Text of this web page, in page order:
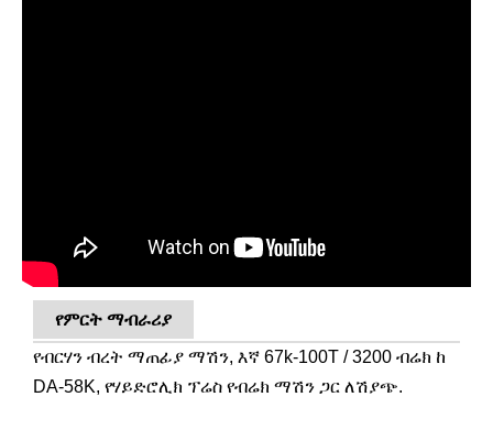
የምርት ማብራሪያ
የብርሃን ብረት ማጠፊያ ማሽን, እኛ 67k-100T / 3200 ብሬክ ከ
DA-58K, የሃይድሮሊክ ፕሬስ የብሬክ ማሽን ጋር ለሽያጭ.